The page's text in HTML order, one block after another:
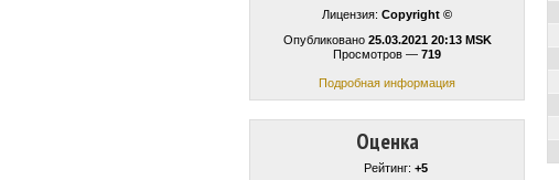
Лицензия: Copyright ©
Опубликовано 25.03.2021 20:13 MSK
Просмотров — 719
Подробная информация
Оценка
Рейтинг: +5